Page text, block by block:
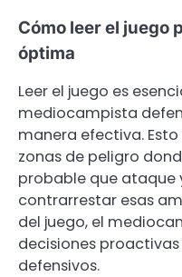
Cómo leer el juego
óptima
Leer el juego es
mediocampista
manera efectiva.
zonas de peligro
probable que ataque
contrarrestar esas
del juego, el
decisiones
defensivos.